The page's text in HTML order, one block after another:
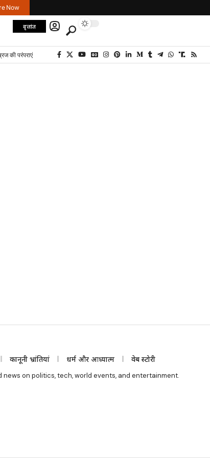
Now
वृत्तांत
की परंपराएं
कानूनी भ्रांतियां धर्म और आध्यात्म वेब स्टोरी
on politics, tech, world events, and entertainment.